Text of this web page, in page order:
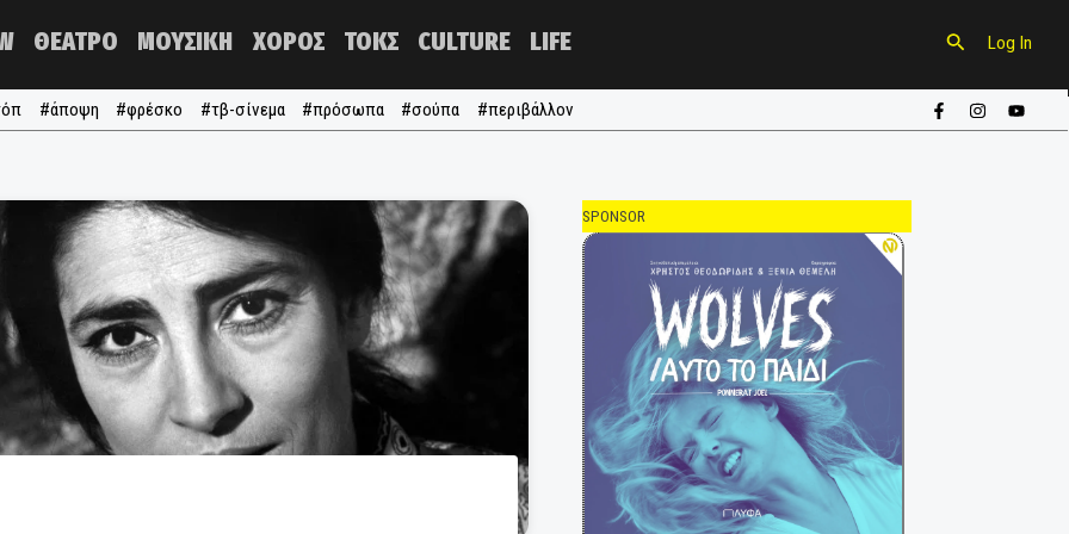
NOW ΘΕΑΤΡΟ ΜΟΥΣΙΚΗ ΧΟΡΟΣ ΤΟΚΣ CULTURE
#τα τόπ #άποψη #φρέσκο #τβ-σίνεμα #πρόσωπα #σούπα
SPONSOR